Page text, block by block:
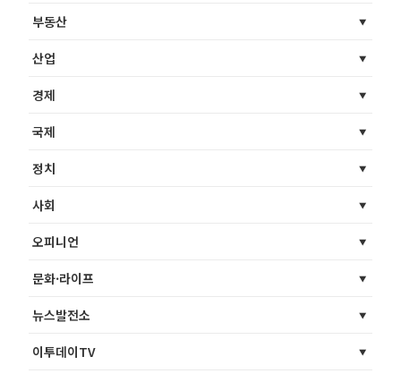
부동산
산업
경제
국제
정치
사회
오피니언
문화·라이프
뉴스발전소
이투데이TV